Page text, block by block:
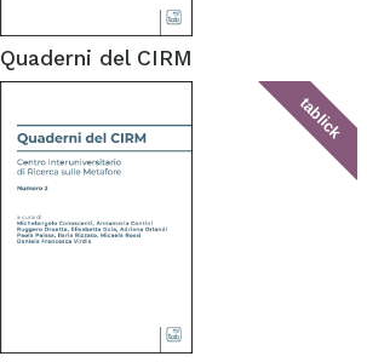
Quaderni del CIRM
tablick